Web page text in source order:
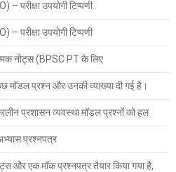
परीक्षा उपयोगी टिप्पणी
परीक्षा उपयोगी टिप्पणी
नोट्स (BPSC PT के लिए
मॉडल प्रश्न और उनकी व्याख्या दी गई है।
प्रशासन व्यवस्था मॉडल प्रश्नों को हल
प्रश्नपत्र
और एक मॉक प्रश्नपत्र तैयार किया गया है,